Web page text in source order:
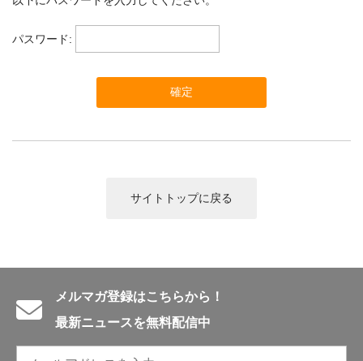
抗菌・消臭・防カビスプレー
ハンドストラップ
プ”SHIMEKIRI”
蔵CURAセレクション
カメラフィルム カメラフィルムケース
パスワード:
サイトトップに戻る
メルマガ登録はこちらから！
最新ニュースを無料配信中